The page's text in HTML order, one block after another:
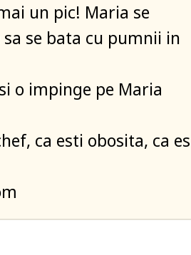
un pic! Maria se
se bata cu pumnii in
o impinge pe Maria
ca esti obosita, ca